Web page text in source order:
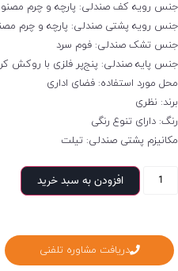
جنس رویه کف صندلی: پارچه و چرم
جنس رویه پشتی صندلی: پارچه و چرم
جنس تشک صندلی: فوم سرد
جنس پایه صندلی: پنج‌پر فلزی با روکش
محل مورد استفاده: فضای اداری
برند: نظری
رنگ: دارای تنوع رنگی
مکانیزم پشتی صندلی: تیلت
افزودن به سبد خرید
دریافت مشاوره تلفنی